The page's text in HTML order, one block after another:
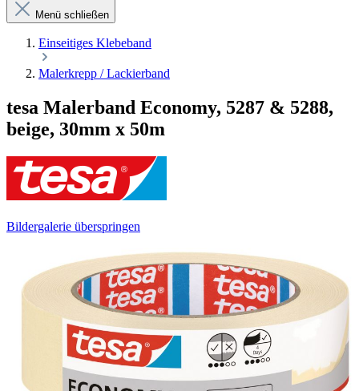
Menü schließen
Einseitiges Klebeband
Malerkrepp / Lackierband
tesa Malerband Economy, 5287 & 5288,
beige, 30mm x 50m
Bildergalerie überspringen